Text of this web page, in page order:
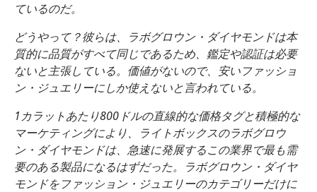
ているのだ。
どうやって？彼らは、ラボグロウン・ダイヤモンドは本
質的に品質がすべて同じであるため、鑑定や認証は必要
ないと主張している。価値がないので、安いファッショ
ン・ジュエリーにしか使えないと言われている。
1カラットあたり800ドルの直線的な価格タグと積極的な
マーケティングにより、ライトボックスのラボグロウ
ン・ダイヤモンドは、急速に発展するこの業界で最も需
要のある製品になるはずだった。ラボグロウン・ダイヤ
モンドをファッション・ジュエリーのカテゴリーだけに